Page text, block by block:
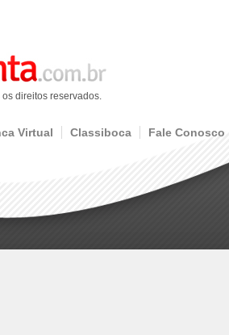
direitos reservados.
Virtual Classiboca Fale Conosco